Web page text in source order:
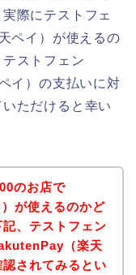
際にテストフェ
ペイ）が使えるの
ストフェン
イ）の支払いに対
ただけると幸い
のお店で
が使えるのかど
、テストフェン
（楽天
されてみるとい